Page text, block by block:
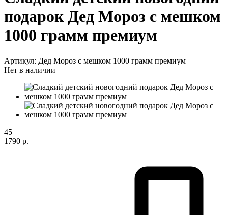
подарок Дед Мороз с мешком
1000 грамм премиум
Артикул: Дед Мороз с мешком 1000 грамм премиум
Нет в наличии
45
1790 р.